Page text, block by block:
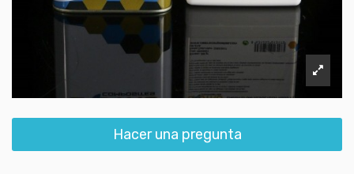
Hacer una pregunta